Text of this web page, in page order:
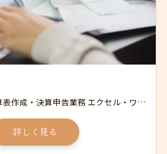
会計ソフト入力・試算表作成・決算申告業務 エクセル・ワード等を使用した集計や資料作成 書類やデータの整理 電話応対・来客応対
詳しく見る